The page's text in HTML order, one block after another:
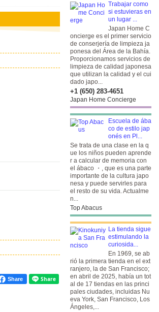
Share
Trabajar como
si estuvieras en
un lugar ...
Japan Home C
oncierge es el primer servicio
de conserjería de limpieza ja
ponesa del Área de la Bahía.
Proporcionamos servicios de
limpieza de calidad japonesa
que utilizan la calidad y el cui
dado japo...
+1 (650) 283-4651
Japan Home Concierge
Escuela de ába
co de estilo jap
onés en Pl...
Se trata de una clase en la q
ue los niños pueden aprende
r a calcular de memoria con
el ábaco ・, que es una parte
importante de la cultura japo
nesa y puede servirles para
el resto de su vida. Actualme
n...
Top Abacus
La tienda sigue
estimulando la
curiosida...
En 1969, se ab
rió la primera tienda en el ext
ranjero, la de San Francisco;
en abril de 2025, había un tot
al de 17 tiendas en las princi
pales ciudades, incluidas Nu
eva York, San Francisco, Los
Ángeles,...